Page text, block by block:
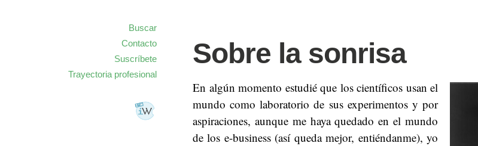
Buscar
Contacto
Suscríbete
Trayectoria profesional
Sobre la sonrisa
En algún momento estudié que los científicos usan el
mundo como laboratorio de sus experimentos y por
aspiraciones, aunque me haya quedado en el mundo
de los e-business (así queda mejor, entiéndanme), yo